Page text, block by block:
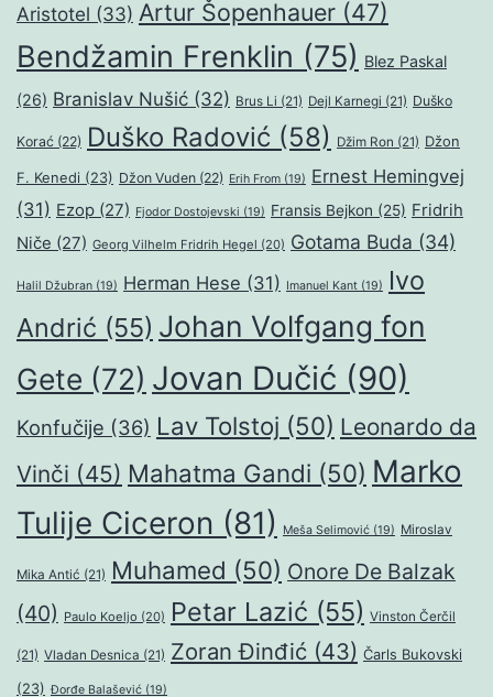
Aristotel (33) Artur Šopenhauer (47)
Bendžamin Frenklin (75) Blez Paskal
(26) Branislav Nušić (32) Brus Li (21) Dejl Karnegi (21) Duško
Korać (22) Duško Radović (58) Džim Ron (21) Džon
F. Kenedi (23) Džon Vuden (22) Erih From (19) Ernest Hemingvej
(31) Ezop (27) Fjodor Dostojevski (19) Fransis Bejkon (25) Fridrih
Niče (27) Georg Vilhelm Fridrih Hegel (20) Gotama Buda (34)
Halil Džubran (19) Herman Hese (31) Imanuel Kant (19)
Ivo
Andrić (55) Johan Volfgang fon
Gete (72) Jovan Dučić (90)
Konfučije (36) Lav Tolstoj (50) Leonardo da
Vinči (45) Mahatma Gandi (50) Marko
Tulije Ciceron (81) Meša Selimović (19) Miroslav
Mika Antić (21) Muhamed (50) Onore De Balzak
(40) Paulo Koeljo (20) Petar Lazić (55) Vinston Čerčil
(21) Vladan Desnica (21) Zoran Đinđić (43) Čarls Bukovski
(23) Đorđe Balašević (19)